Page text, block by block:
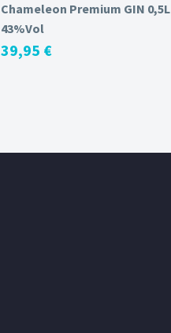
Chameleon Premium GIN 0,5L
43%Vol
39,95 €